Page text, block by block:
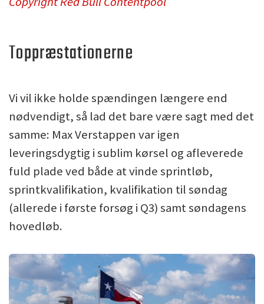
Toppræstationerne
Vi vil ikke holde spændingen længere end
nødvendigt, så lad det bare være sagt med det
samme: Max Verstappen var igen
leveringsdygtig i sublim kørsel og afleverede
fuld plade ved både at vinde sprintløb,
sprintkvalifikation, kvalifikation til søndag
(allerede i første forsøg i Q3) samt søndagens
hovedløb.